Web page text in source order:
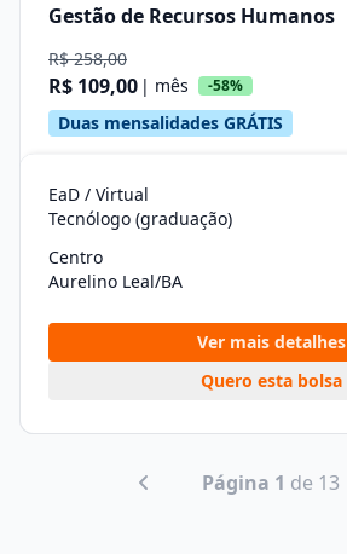
Gestão de Recursos Humanos
R$ 258,00
R$ 109,00 | mês -58%
Duas mensalidades GRÁTIS
EaD / Virtual
Tecnólogo (graduação)
Centro
Aurelino Leal/BA
Ver mais detalhes
Quero esta bolsa
Página 1 de 13